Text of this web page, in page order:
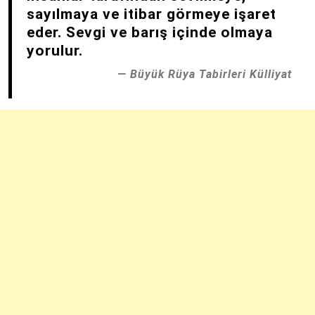
sayılmaya ve itibar görmeye işaret
eder. Sevgi ve barış içinde olmaya
yorulur.
Büyük Rüya Tabirleri Külliyat